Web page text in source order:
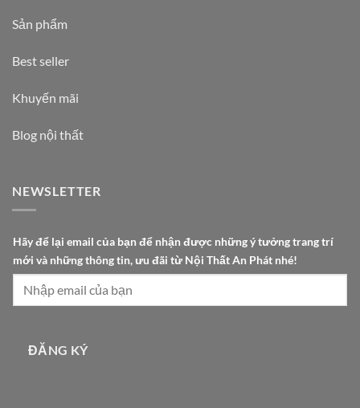
Sản phẩm
Best seller
Khuyến mãi
Blog nội thất
NEWSLETTER
h
Hãy để lại email của bạn để nhận được những ý tưởng trang trí
mới và những thông tin, ưu đãi từ Nội Thất An Phát nhé!
ĐĂNG KÝ